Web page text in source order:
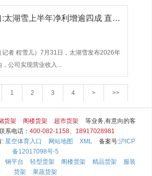
星空体育入口:太湖雪上半年净利增逾四成 直播电商驱动业绩高增长
记者 程雪儿）7月31日，太湖雪发布2026年
公司实现营业收入...
1 2 3 4 > >>
货架 阁楼货架 超市货架
等业务,有意向的客
系电话： 400-082-1158、18917028981
: 星空体育入口 网站地图 XML 备案号:沪ICP
备12017098号-5
钢平台 轻型货架 阁楼货架 精品货架
服装
货架
果蔬货架